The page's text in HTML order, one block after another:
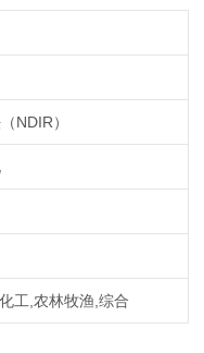
NDIR）
工,农林牧渔,综合